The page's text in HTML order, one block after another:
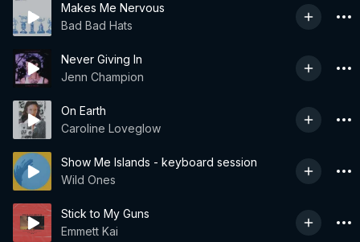
Makes Me Nervous
Bad Bad Hats
Never Giving In
Jenn Champion
On Earth
Caroline Loveglow
Show Me Islands - keyboard session
Wild Ones
Stick to My Guns
Emmett Kai